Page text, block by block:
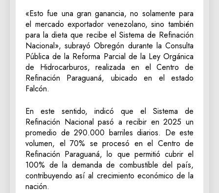
«Esto fue una gran ganancia, no solamente para
el mercado exportador venezolano, sino también
para la dieta que recibe el Sistema de Refinación
Nacional», subrayó Obregón durante la Consulta
Pública de la Reforma Parcial de la Ley Orgánica
de Hidrocarburos, realizada en el Centro de
Refinación Paraguaná, ubicado en el estado
Falcón.
En este sentido, indicó que el Sistema de
Refinación Nacional pasó a recibir en 2025 un
promedio de 290.000 barriles diarios. De este
volumen, el 70% se procesó en el Centro de
Refinación Paraguaná, lo que permitió cubrir el
100% de la demanda de combustible del país,
contribuyendo así al crecimiento económico de la
nación.